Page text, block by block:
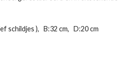
schildjes ), B:32 cm, D:20 cm